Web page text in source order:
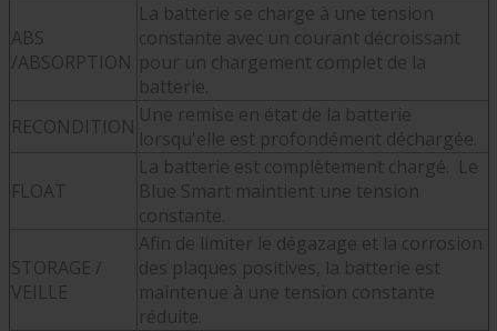
ABS
/ABSORPTION
La batterie se charge à une tension
constante avec un courant décroissant
pour un chargement complet de la
batterie.
RECONDITION Une remise en état de la batterie
lorsqu'elle est profondément déchargée.
FLOAT
La batterie est complètement chargé. Le
Blue Smart maintient une tension
constante.
STORAGE /
VEILLE
Afin de limiter le dégazage et la corrosion
des plaques positives, la batterie est
maintenue à une tension constante
réduite.